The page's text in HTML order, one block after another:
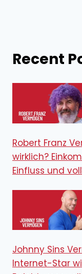
Recent
Robert Franz
wirklich?
Einfluss und
Johnny Sins
Internet-Star